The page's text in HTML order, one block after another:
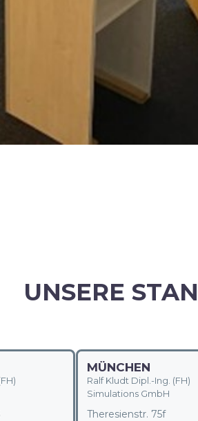
UNSERE
MÜNCHEN
Ralf Kludt Dipl.-Ing. (FH)
Simulations GmbH
Theresienstr. 75f